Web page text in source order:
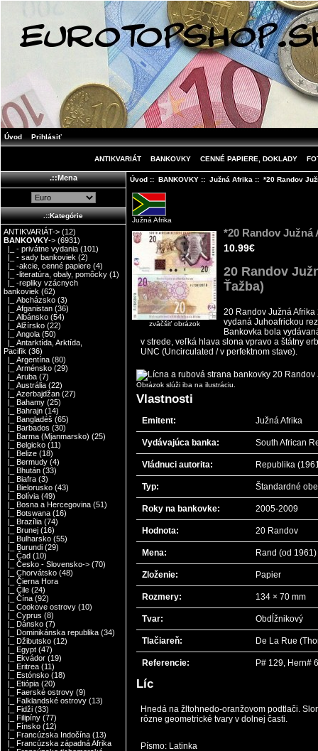
Úvod Prihlásiť
ANTIKVARIÁT BANKOVKY CENNÉ PAPIERE, DOKLADY
.::Mena
.::Kategórie
ANTIKVARIÁT-> (12)
BANKOVKY-> (6931)
|_ - privátne vydania (101)
|_ - sady bankoviek (2)
|_ -akcie, cenné papiere (4)
|_ -literatúra, obaly, pomôcky (1)
|_ -repliky vzácnych
bankoviek (62)
|_ Abcházsko (3)
|_ Afganistan (36)
|_ Albánsko (54)
|_ Alžírsko (22)
|_ Angola (50)
|_ Antarktída, Arktída,
Pacifik (36)
|_ Argentína (80)
|_ Arménsko (29)
|_ Aruba (7)
|_ Austrália (22)
|_ Azerbajdžan (27)
|_ Bahamy (25)
|_ Bahrajn (14)
|_ Bangladéš (65)
|_ Barbados (30)
|_ Barma (Mjanmarsko) (25)
|_ Belgicko (11)
|_ Belize (18)
|_ Bermudy (4)
|_ Bhután (33)
|_ Biafra (3)
|_ Bielorusko (43)
|_ Bolívia (49)
|_ Bosna a Hercegovina (51)
|_ Botswana (16)
|_ Brazília (74)
|_ Brunej (16)
|_ Bulharsko (55)
|_ Burundi (29)
|_ Čad (10)
|_ Česko - Slovensko-> (70)
|_ Chorvátsko (48)
|_ Čierna Hora
|_ Čile (24)
|_ Čína (92)
|_ Cookove ostrovy (10)
|_ Cyprus (8)
|_ Dánsko (7)
|_ Dominikánska republika (34)
|_ Džibutsko (12)
|_ Egypt (47)
|_ Ekvádor (19)
|_ Eritrea (11)
|_ Estónsko (18)
|_ Etiópia (20)
|_ Faerské ostrovy (9)
|_ Falklandské ostrovy (13)
|_ Fidži (33)
|_ Filipíny (77)
|_ Fínsko (12)
|_ Francúzska Indočína (13)
|_ Francúzska západná Afrika
Úvod:: BANKOVKY:: Južná Afrika :: *20 Randov
Južná Afrika
zväčšiť obrázok
*20 Randov Južná
10.99€
20 Randov
Ťažba)
20 Randov Južná
vydaná Juhoafrickou
Bankovka bola
v strede, veľká hlava slona vpravo a štátny
UNC (Uncirculated / v perfektnom stave).
Obrázok slúži iba na ilustráciu.
Vlastnosti
Emitent: Južná Afrika
Vydávajúca banka: South African
Vládnuci autorita: Republika
Typ: Štandardné
Roky na bankovke: 2005-2009
Hodnota: 20 Randov
Mena: Rand (od 1961)
Zloženie: Papier
Rozmery: 134 × 70 mm
Tvar: Obdĺžnikový
Tlačiareň: De La Rue
Referencie: P# 129, Hern#
Líc
Hnedá na žltohnedo-oranžovom podtlači.
rôzne geometrické tvary v dolnej časti.
Písmo: Latinka